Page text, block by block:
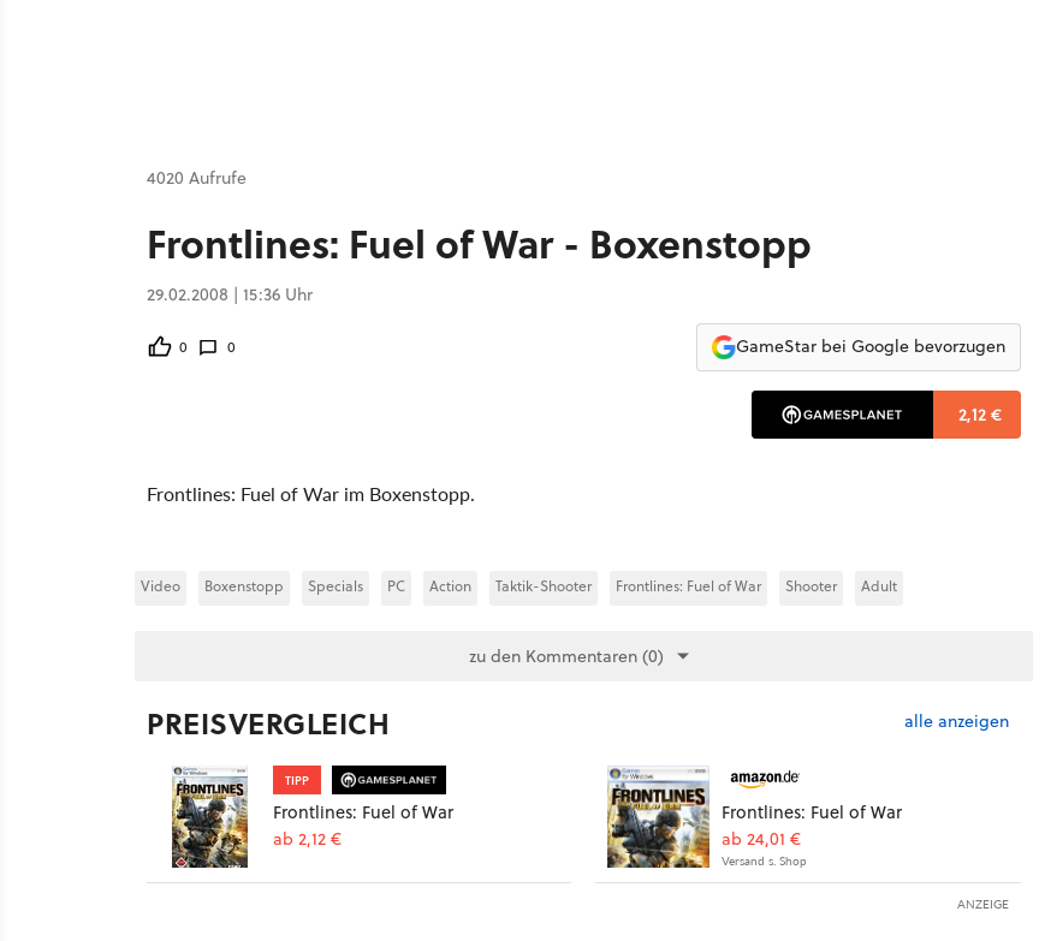
4020 Aufrufe
Frontlines: Fuel of War - Boxenstopp
29.02.2008 | 15:36 Uhr
0 0 GameStar bei Google bevorzugen
2,12 €
Frontlines: Fuel of War im Boxenstopp.
Video Boxenstopp Specials PC Action Taktik-Shooter Frontlines: Fuel of War Shooter Adult
zu den Kommentaren (0)
PREISVERGLEICH alle anzeigen
TIPP
Frontlines: Fuel of War
ab 2,12 €
Frontlines: Fuel of War
ab 24,01 €
Versand s. Shop
ANZEIGE